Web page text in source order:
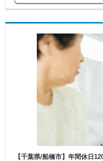
【千葉県/船橋市】年間休日